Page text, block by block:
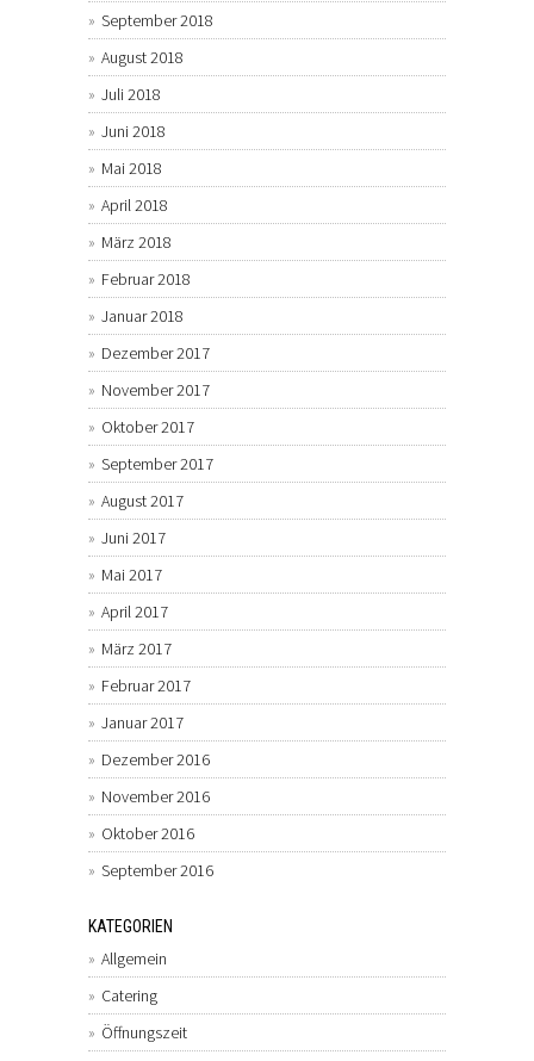
September 2018
August 2018
Juli 2018
Juni 2018
Mai 2018
April 2018
März 2018
Februar 2018
Januar 2018
Dezember 2017
November 2017
Oktober 2017
September 2017
August 2017
Juni 2017
Mai 2017
April 2017
März 2017
Februar 2017
Januar 2017
Dezember 2016
November 2016
Oktober 2016
September 2016
KATEGORIEN
Allgemein
Catering
Öffnungszeit